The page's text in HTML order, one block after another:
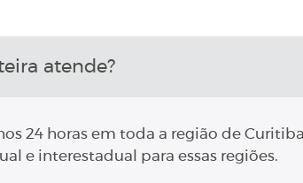
atende?
24 horas em toda a região de
e interestadual para essas regiões.